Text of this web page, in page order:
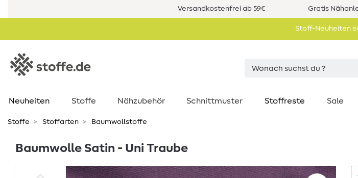
Versandkostenfrei ab 59€ Gratis
Stoff-Neuheiten
Neuheiten Stoffe Nähzubehör Schnittmuster Stoffreste Sale
Stoffe Stoffarten Baumwollstoffe
Baumwolle Satin - Uni Traube